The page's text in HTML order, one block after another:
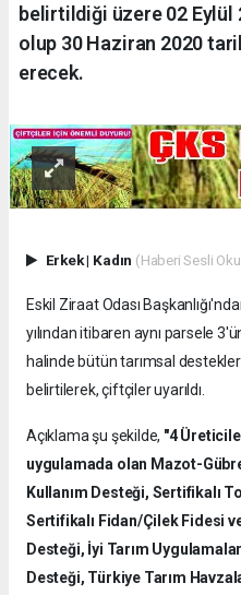
belirtildiği üzere 02 Eylül
olup 30 Haziran 2020
erecek.
Erkek| Kadın (Haberi Sesli
Eskil Ziraat Odası
yılından itibaren aynı parsele
halinde bütün tarımsal
belirtilerek, çiftçiler uyarıldı.
Açıklama şu şekilde, "4
uygulamada olan Mazot-
Kullanım Desteği, Sertifikalı
Sertifikalı Fidan/Çilek Fidesi
Desteği, İyi Tarım
Desteği, Türkiye Tarım